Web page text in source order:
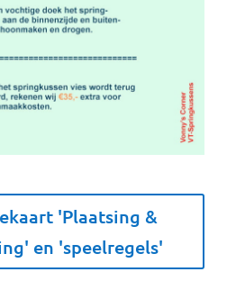
'Plaatsing &
en 'speelregels'